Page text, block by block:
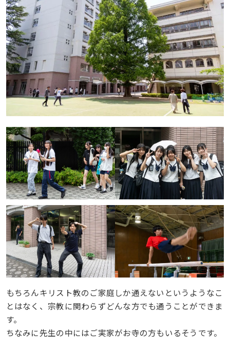
もちろんキリスト教のご家庭しか通えないというようなこ
とはなく、宗教に関わらずどんな方でも通うことができま
す。
ちなみに先生の中にはご実家がお寺の方もいるそうです。